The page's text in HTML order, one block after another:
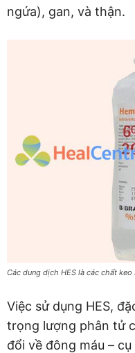
ngứa), gan, và thận.
Các dung dịch HES là các chất
Việc sử dụng HES,
trọng lượng phân tử
đổi về đông máu –